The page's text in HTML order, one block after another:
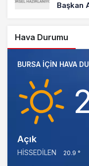
Başkan
Hava Durumu
BURSA IÇIN HAVA
Açık
HISSEDILEN 20.9 °